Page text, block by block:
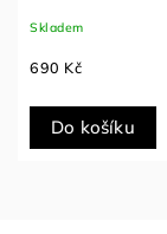
Skladem
690 Kč
Do košíku